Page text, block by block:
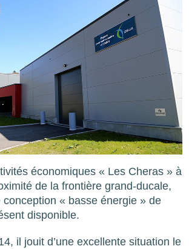
économiques « Les Cheras » à
de la frontière grand-ducale,
conception « basse énergie » de
disponible.
il jouit d’une excellente situation le